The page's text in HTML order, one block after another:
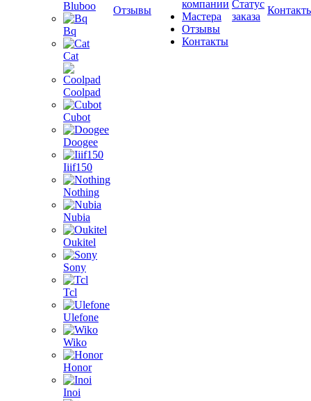
Bluboo
Bq
Cat
Coolpad
Cubot
Doogee
Iiif150
Nothing
Nubia
Oukitel
Sony
Tcl
Ulefone
Wiko
Honor
Inoi
Отзывы
компании
Мастера
Отзывы
Контакты
Статус
заказа